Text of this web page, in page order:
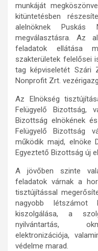
munkáját
kitüntetésben
alelnöknek
megválasztásra. Az
feladatok ellátása
szakterületek felelősei
tag képviseletét Szári
Nonprofit Zrt.
Az Elnökség
Felügyelő Bizottság,
Bizottság elnökének
Felügyelő Bizottság
működik majd, elnöke
Egyeztető Bizottság új
A jövőben szinte
feladatok várnak a
tisztújítással
nagyobb létszámot
kiszolgálása, a
nyilvántartás,
elektronizációja,
védelme marad.